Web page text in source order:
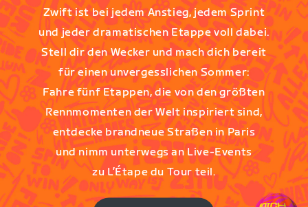
Zwift ist bei jedem Anstieg, jedem Sprint
und jeder dramatischen Etappe voll dabei.
Stell dir den Wecker und mach dich bereit
für einen unvergesslichen Sommer:
Fahre fünf Etappen, die von den größten
Rennmomenten der Welt inspiriert sind,
entdecke brandneue Straßen in Paris
und nimm unterwegs an Live-Events
zu L’Étape du Tour teil.